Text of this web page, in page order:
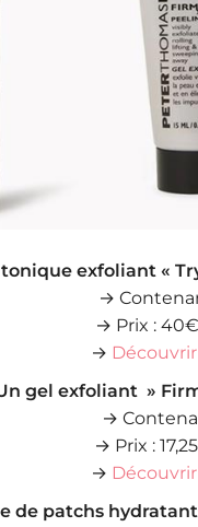
exfoliant «
→
→ Prix :
→
gel exfoliant »
→
→ Prix :
→
de patchs